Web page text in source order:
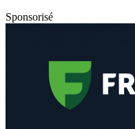
Sponsorisé